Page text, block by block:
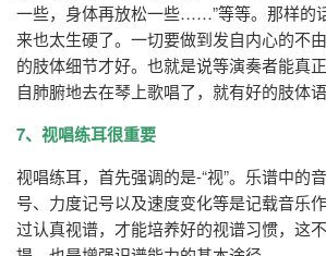
一些，身体再放松一些……”等等。那样的
来也太生硬了。一切要做到发自内心的不
的肢体细节才好。也就是说等演奏者能真
自肺腑地去在琴上歌唱了，就有好的肢体语
7、视唱练耳很重要
视唱练耳，首先强调的是-“视”。乐谱中的
号、力度记号以及速度变化等是记载音乐
过认真视谱，才能培养好的视谱习惯，这